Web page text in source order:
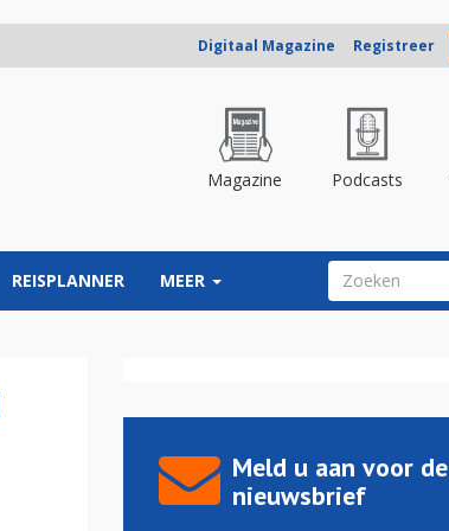
Digitaal Magazine Registreer
Magazine Podcasts
REISPLANNER MEER ZOEKVELD
Meld u aan voor de
nieuwsbrief